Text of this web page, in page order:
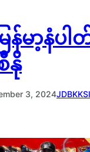
ြန်မာ့နံ
နို
3, 2024JDBKK